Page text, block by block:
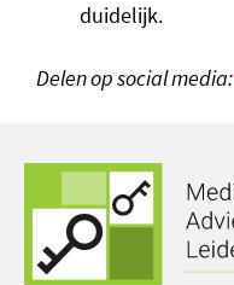
duidelijk.
Delen op social media: